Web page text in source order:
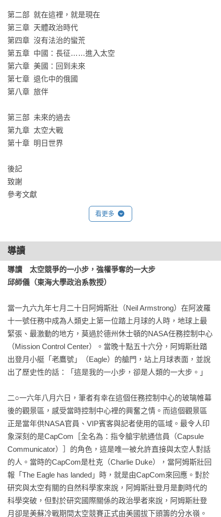
第二部  就在這裡，就是現在
第三章  天體政治時代
第四章  沒有法治的蠻荒
第五章  中國：長征……進入太空
第六章  美國：回到未來
第七章  退化中的俄國
第八章  旅伴
第三部  未來的過去
第九章  太空大戰
第十章  明日世界
後記
致謝
參考文獻
看更多
導讀
導讀　太空競爭的一小步，強權爭奪的一大步
邱師儀（東海大學政治系教授）
當一九六九年七月二十日阿姆斯壯（Neil Armstrong）在阿波羅
十一號任務中成為人類史上第一位踏上月球的人時，地球上最
緊張、最激動的地方，莫過於德州休士頓的NASA任務控制中心
（Mission Control Center）。當晚十點五十六分，阿姆斯壯踏
出登月小艇「老鷹號」（Eagle）的艙門，站上月球表面，並說
出了歷史性的話：「這是我的一小步，卻是人類的一大步。」
二○一六年八月六日，筆者有幸在這個任務控制中心的玻璃帷幕
後的觀景區，感受當時控制中心裡的興奮之情。而這個觀景區
正是當年供NASA官員、VIP賓客與記者使用的區域。最令人印
象深刻的是CapCom［全名為：指令艙宇航通信員（Capsule
Communicator）］的角色，這是唯一被允許直接與太空人對話
的人。當時的CapCom是杜克（Charlie Duke），當阿姆斯壯回
報「The Eagle has landed」時，就是由CapCom來回應。對於
研究與太空有關的自然科學家來說，阿姆斯壯登月是劃時代的
科學突破，但對於研究國際關係的政治學者來說，阿姆斯壯登
月卻是美蘇冷戰期間太空競賽正式由美國拔下頭籌的分水嶺。